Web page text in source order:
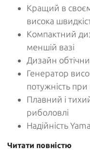
Кращий в
висока
Компактний
меншій вазі
Дизайн
Генератор
потужність
Плавний і
риболовлі
Надійність
Читати повністю